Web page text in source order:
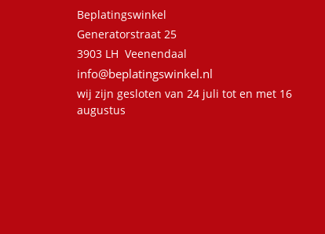
Beplatingswinkel
Generatorstraat 25
3903 LH Veenendaal
info@beplatingswinkel.nl
wij zijn gesloten van 24 juli tot en met 16
augustus